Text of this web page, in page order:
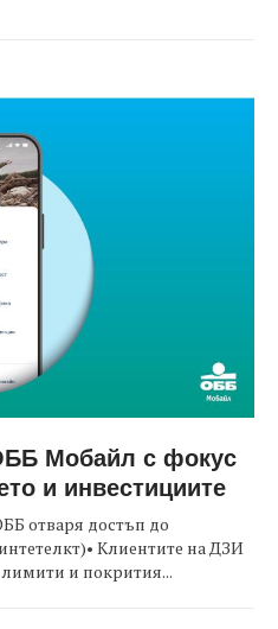
Мобайл с фокус
и инвестициите
отваря достъп до
Клиентите на ДЗИ
лимити и покрития...